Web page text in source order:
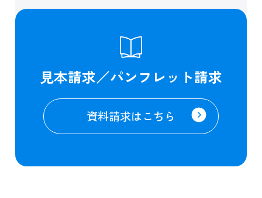
見本請求／パンフレット請求
資料請求はこちら